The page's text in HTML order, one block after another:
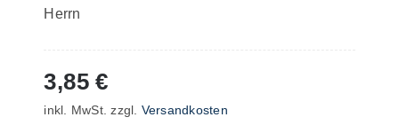
Herrn
3,85€
inkl. MwSt. zzgl. Versandkosten